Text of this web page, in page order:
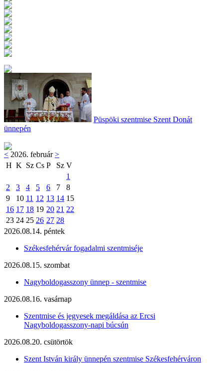
Püspöki szentmise Szent Donát
ünnepén
< 2026. február>
H K Sz Cs P Sz V
1
2
3 4 5 6 7
8
9
10 11 12 13 14 15
16 17 18 19 20 21 22
23 24 25 26 27 28
2026.08.14. péntek
Székesfehérvár fogadalmi szentmiséje
2026.08.15. szombat
Nagyboldogasszony ünnep - szentmise
2026.08.16. vasárnap
Szentmise és jegyesek megáldása az Ercsi
Nagyboldogasszony-napi búcsún
2026.08.20. csütörtök
Szent István király ünnepén szentmise Székesfehérváron